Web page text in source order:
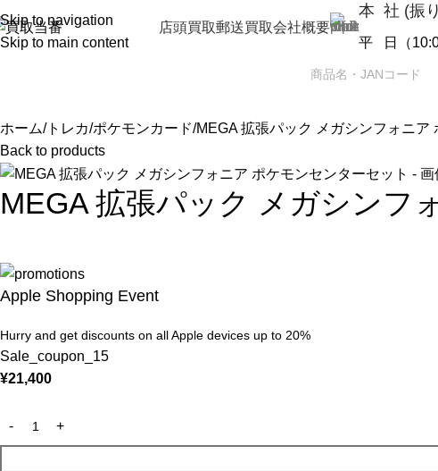
Skip to navigation
Skip to main content
店頭買取郵送買取会社概要
本 社 (振
平 日（
ホーム トレカ ポケモンカード MEGA 拡張パック メガシンフォニア
Back to products
MEGA 拡張パック メガシンフ
Apple Shopping Event
Hurry and get discounts on all Apple devices up to 20%
Sale_coupon_15
¥21,400